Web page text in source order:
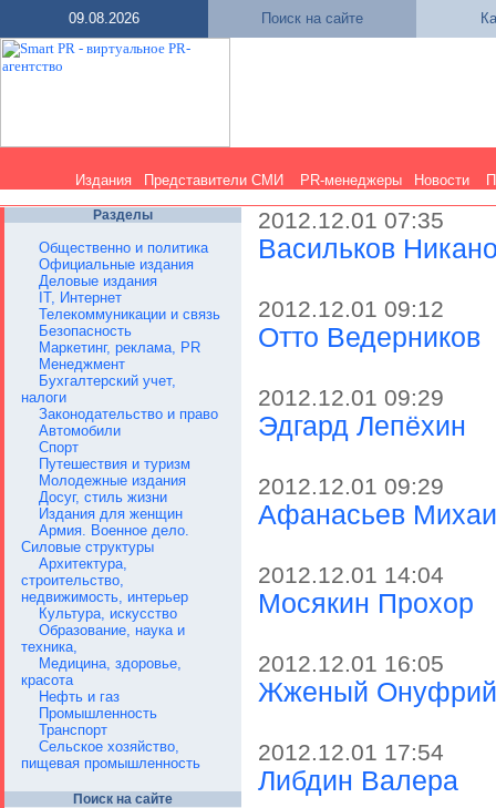
09.08.2026 Поиск на сайте
Издания Представители СМИ PR-менеджеры Новости
Разделы
Общественно и политика
Официальные издания
Деловые издания
IT, Интернет
Телекоммуникации и связь
Безопасность
Маркетинг, реклама, PR
Менеджмент
Бухгалтерский учет,
налоги
Законодательство и право
Автомобили
Спорт
Путешествия и туризм
Молодежные издания
Досуг, стиль жизни
Издания для женщин
Армия. Военное дело.
Силовые структуры
Архитектура,
строительство,
недвижимость, интерьер
Культура, искусство
Образование, наука и
техника,
Медицина, здоровье,
красота
Нефть и газ
Промышленность
Транспорт
Сельское хозяйство,
пищевая промышленность
Поиск на сайте
2012.12.01 07:35
Васильков
2012.12.01 09:12
Отто Ведерников
2012.12.01 09:29
Эдгард Лепёхин
2012.12.01 09:29
Афанасьев
2012.12.01 14:04
Мосякин Прохор
2012.12.01 16:05
Жженый Онуфрий
2012.12.01 17:54
Либдин Валера